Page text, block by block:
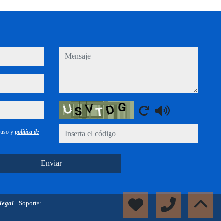
y política de
mensaje
Captcha
Enviar
· Soporte: